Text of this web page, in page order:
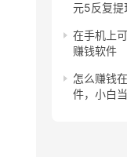
元5反复提
在手机上
赚钱软件
怎么赚钱
件，小白